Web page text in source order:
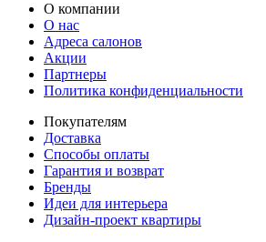
О компании
О нас
Адреса салонов
Акции
Партнеры
Политика конфиденциальности
Покупателям
Доставка
Способы оплаты
Гарантия и возврат
Бренды
Идеи для интерьера
Дизайн-проект квартиры